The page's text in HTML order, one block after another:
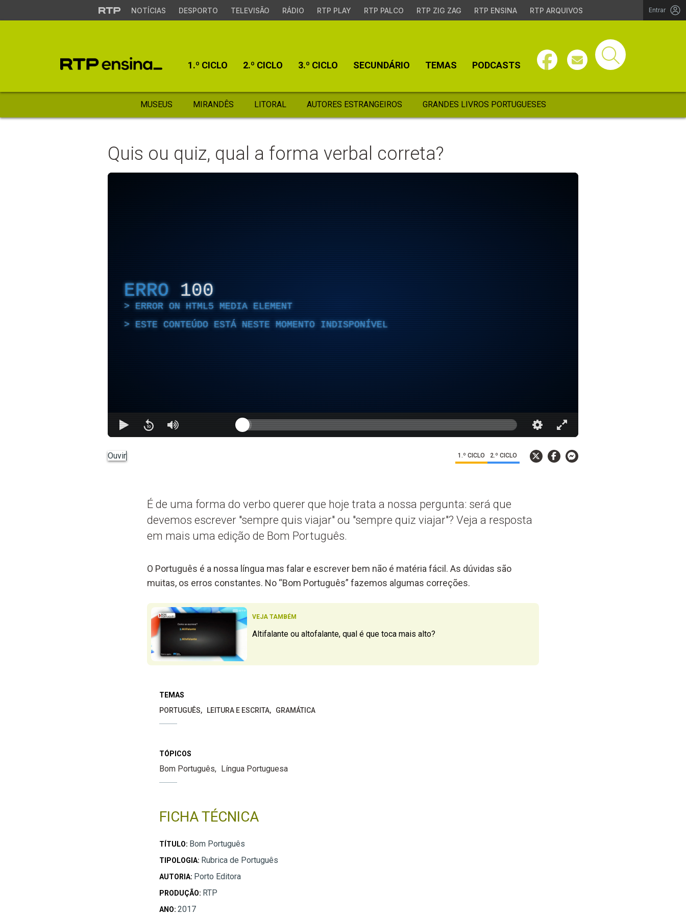
NOTÍCIAS DESPORTO TELEVISÃO RÁDIO RTP PLAY RTP PALCO RTP ZIG ZAG RTP ENSINA RTP ARQUIVOS Entrar
1.º CICLO 2.º CICLO 3.º CICLO SECUNDÁRIO TEMAS PODCASTS
MUSEUS MIRANDÊS LITORAL AUTORES ESTRANGEIROS GRANDES LIVROS PORTUGUESES
Quis ou quiz, qual a forma verbal correta?
ERRO 100
ERROR ON HTML5 MEDIA ELEMENT
ESTE CONTEÚDO ESTÁ NESTE MOMENTO INDISPONÍVEL
Ouvir 1.º CICLO 2.º CICLO
É de uma forma do verbo querer que hoje trata a nossa pergunta: será que
devemos escrever "sempre quis viajar" ou "sempre quiz viajar"? Veja a resposta
em mais uma edição de Bom Português.
O Português é a nossa língua mas falar e escrever bem não é matéria fácil. As dúvidas são
muitas, os erros constantes. No “Bom Português” fazemos algumas correções.
VEJA TAMBÉM
Altifalante ou altofalante, qual é que toca mais alto?
TEMAS
PORTUGUÊS
LEITURA E ESCRITA GRAMÁTICA
TÓPICOS
Bom Português Língua Portuguesa
FICHA TÉCNICA
TÍTULO: Bom Português
TIPOLOGIA: Rubrica de Português
AUTORIA: Porto Editora
PRODUÇÃO: RTP
ANO: 2017